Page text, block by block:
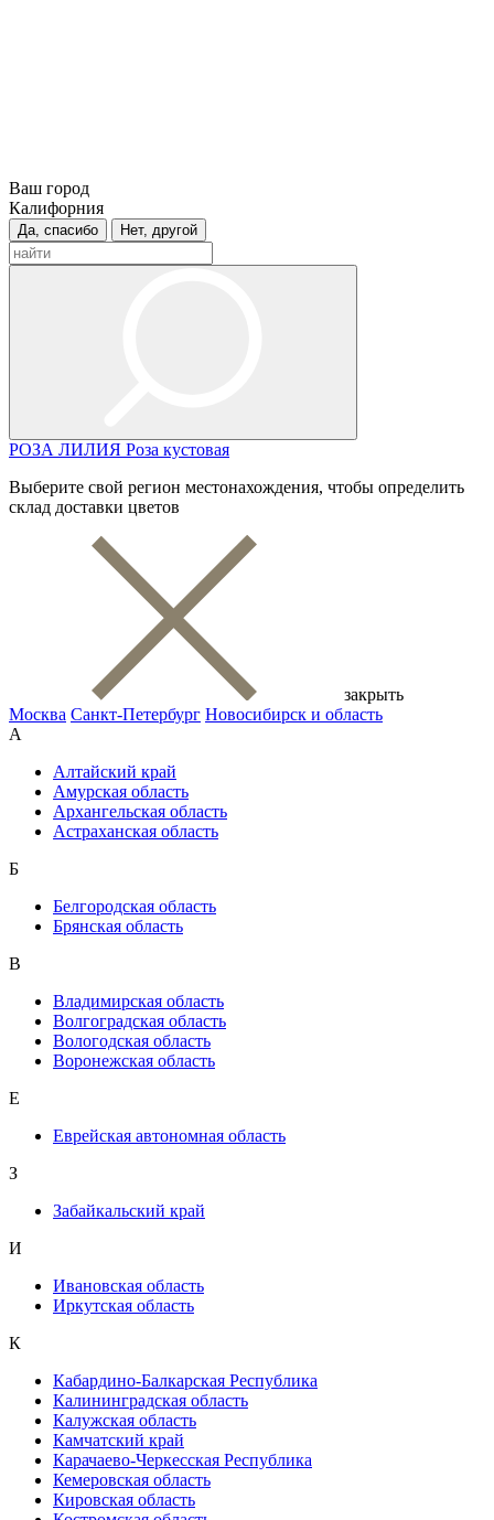
Ваш город
Калифорния
Да, спасибо Нет, другой
РОЗА ЛИЛИЯ Роза кустовая
Выберите свой регион местонахождения, чтобы определить
склад доставки цветов
закрыть
Москва Санкт-Петербург Новосибирск и область
А
Алтайский край
Амурская область
Архангельская область
Астраханская область
Б
Белгородская область
Брянская область
В
Владимирская область
Волгоградская область
Вологодская область
Воронежская область
Е
Еврейская автономная область
З
Забайкальский край
И
Ивановская область
Иркутская область
К
Кабардино-Балкарская Республика
Калининградская область
Калужская область
Камчатский край
Карачаево-Черкесская Республика
Кемеровская область
Кировская область